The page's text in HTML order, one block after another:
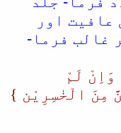
اور
غالب فرما-
لَمْ
مِنَ الْخٰسِرِیْن }